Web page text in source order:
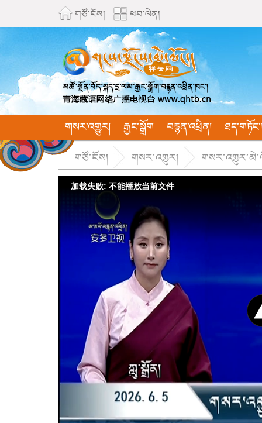
གཙོ་ངོས། ཕབ་ལེན།
གསར་འགྱུར། རྒྱང་སྒྲོག བརྙན་འཕྲིན།
གཙོ་ངོས། གསར་འགྱུར།
加载失败: 不能播放当前文件